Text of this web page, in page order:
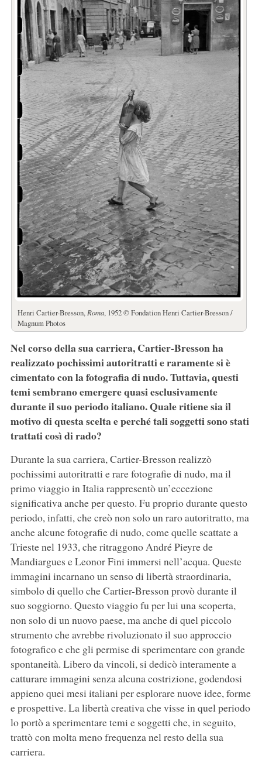
Henri Cartier-Bresson, Roma, 1952 © Fondation Henri Cartier-Bresson /
Magnum Photos
Nel corso della sua carriera, Cartier-Bresson ha
realizzato pochissimi autoritratti e raramente si è
cimentato con la fotografia di nudo. Tuttavia, questi
temi sembrano emergere quasi esclusivamente
durante il suo periodo italiano. Quale ritiene sia il
motivo di questa scelta e perché tali soggetti sono stati
trattati così di rado?
Durante la sua carriera, Cartier-Bresson realizzò
pochissimi autoritratti e rare fotografie di nudo, ma il
primo viaggio in Italia rappresentò un’eccezione
significativa anche per questo. Fu proprio durante questo
periodo, infatti, che creò non solo un raro autoritratto, ma
anche alcune fotografie di nudo, come quelle scattate a
Trieste nel 1933, che ritraggono André Pieyre de
Mandiargues e Leonor Fini immersi nell’acqua. Queste
immagini incarnano un senso di libertà straordinaria,
simbolo di quello che Cartier-Bresson provò durante il
suo soggiorno. Questo viaggio fu per lui una scoperta,
non solo di un nuovo paese, ma anche di quel piccolo
strumento che avrebbe rivoluzionato il suo approccio
fotografico e che gli permise di sperimentare con grande
spontaneità. Libero da vincoli, si dedicò interamente a
catturare immagini senza alcuna costrizione, godendosi
appieno quei mesi italiani per esplorare nuove idee, forme
e prospettive. La libertà creativa che visse in quel periodo
lo portò a sperimentare temi e soggetti che, in seguito,
trattò con molta meno frequenza nel resto della sua
carriera.